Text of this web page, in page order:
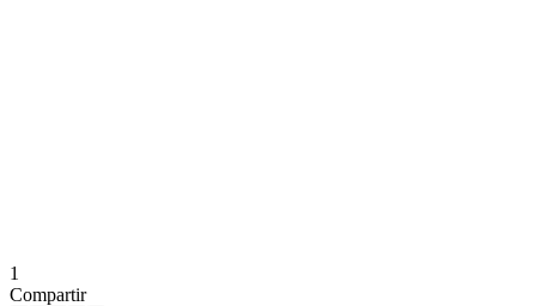
1
Compartir